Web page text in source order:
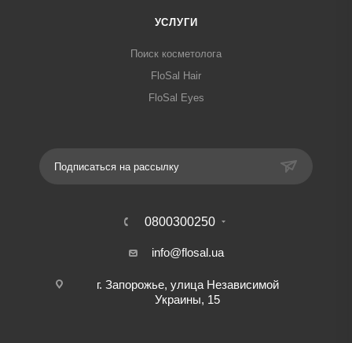
УСЛУГИ
Поиск косметолога
FloSal Hair
FloSal Eyes
Подписаться на рассылку
0800300250
info@flosal.ua
г. Запорожье, улица Независимой
Украины, 15